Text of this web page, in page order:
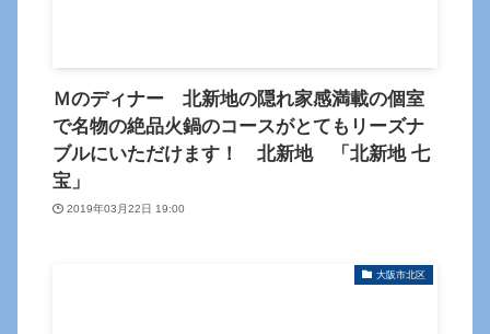
Ｍのディナー 北新地の隠れ家感満載の個室
で名物の絶品火鍋のコースがとてもリーズナ
ブルにいただけます！ 北新地 「北新地 七
宝」
2019年03月22日 19:00
大阪市北区